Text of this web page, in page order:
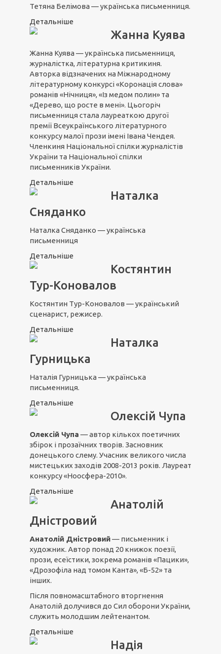
Тетяна Белімова — українська письменниця.
Детальніше
Жанна Куява
Жанна Куява — українська письменниця,
журналістка, літературна критикиня.
Авторка відзначених на Міжнародному
літературному конкурсі «Коронація слова»
романів «Нічниця», «Із медом полин» та
«Дерево, що росте в мені». Цьогоріч
письменниця стала лауреаткою другої
премії Всеукраїнського літературного
конкурсу малої прози імені Івана Чендея.
Членкиня Національної спілки журналістів
України та Національної спілки
письменників України.
Детальніше
Наталка
Сняданко
Наталка Сняданко — українська
письменниця
Детальніше
Костянтин
Тур-Коновалов
Костянтин Тур-Коновалов — український
сценарист, режисер.
Детальніше
Наталка
Гурницька
Наталія Гурницька — українська
письменниця.
Детальніше
Олексій Чупа
Олексій Чупа — автор кількох поетичних
збірок і прозаїчних творів. Засновник
донецького слему. Учасник великого числа
мистецьких заходів 2008-2013 років. Лауреат
конкурсу «Ноосфера-2010».
Детальніше
Анатолій
Дністровий
Анатолій Дністровий— письменник і
художник. Автор понад 20 книжок поезії,
прози, есеїстики, зокрема романів «Пацики»,
«Дрозофіла над томом Канта», «Б-52» та
інших.
Після повномасштабного вторгнення
Анатолій долучився до Сил оборони України,
служить молодшим лейтенантом.
Детальніше
Надія